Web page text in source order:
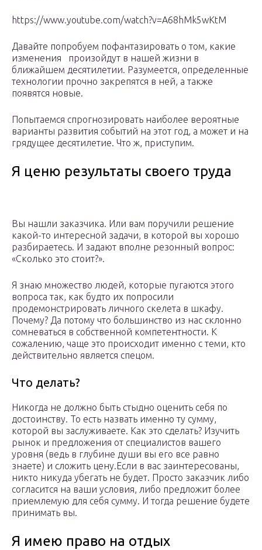
https://www.youtube.com/watch?v=A68hMk5wKtM
Давайте попробуем пофантазировать о том, какие
изменения произойдут в нашей жизни в
ближайшем десятилетии. Разумеется, определенные
технологии прочно закрепятся в ней, а также
появятся новые.
Попытаемся спрогнозировать наиболее вероятные
варианты развития событий на этот год, а может и на
грядущее десятилетие. Что ж, приступим.
Я ценю результаты своего труда
Вы нашли заказчика. Или вам поручили решение
какой-то интересной задачи, в которой вы хорошо
разбираетесь. И задают вполне резонный вопрос:
«Сколько это стоит?».
Я знаю множество людей, которые пугаются этого
вопроса так, как будто их попросили
продемонстрировать личного скелета в шкафу.
Почему? Да потому что большинство из нас склонно
сомневаться в собственной компетентности. К
сожалению, чаще это происходит именно с теми, кто
действительно является спецом.
Что делать?
Никогда не должно быть стыдно оценить себя по
достоинству. То есть назвать именно ту сумму,
которой вы заслуживаете. Как это сделать? Изучить
рынок и предложения от специалистов вашего
уровня (ведь в глубине души вы его все равно
знаете) и сложить цену.Если в вас заинтересованы,
никто никуда убегать не будет. Просто заказчик либо
согласится на ваши условия, либо предложит более
приемлемую для себя сумму. И тогда решение будете
принимать вы.
Я имею право на отдых